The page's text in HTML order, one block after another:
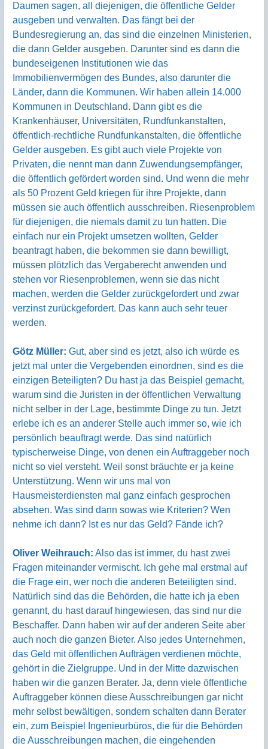
Daumen sagen, all diejenigen, die öffentliche Gelder
ausgeben und verwalten. Das fängt bei der
Bundesregierung an, das sind die einzelnen Ministerien,
die dann Gelder ausgeben. Darunter sind es dann die
bundeseigenen Institutionen wie das
Immobilienvermögen des Bundes, also darunter die
Länder, dann die Kommunen. Wir haben allein 14.000
Kommunen in Deutschland. Dann gibt es die
Krankenhäuser, Universitäten, Rundfunkanstalten,
öffentlich-rechtliche Rundfunkanstalten, die öffentliche
Gelder ausgeben. Es gibt auch viele Projekte von
Privaten, die nennt man dann Zuwendungsempfänger,
die öffentlich gefördert worden sind. Und wenn die mehr
als 50 Prozent Geld kriegen für ihre Projekte, dann
müssen sie auch öffentlich ausschreiben. Riesenproblem
für diejenigen, die niemals damit zu tun hatten. Die
einfach nur ein Projekt umsetzen wollten, Gelder
beantragt haben, die bekommen sie dann bewilligt,
müssen plötzlich das Vergaberecht anwenden und
stehen vor Riesenproblemen, wenn sie das nicht
machen, werden die Gelder zurückgefordert und zwar
verzinst zurückgefordert. Das kann auch sehr teuer
werden.
Götz Müller: Gut, aber sind es jetzt, also ich würde es
jetzt mal unter die Vergebenden einordnen, sind es die
einzigen Beteiligten? Du hast ja das Beispiel gemacht,
warum sind die Juristen in der öffentlichen Verwaltung
nicht selber in der Lage, bestimmte Dinge zu tun. Jetzt
erlebe ich es an anderer Stelle auch immer so, wie ich
persönlich beauftragt werde. Das sind natürlich
typischerweise Dinge, von denen ein Auftraggeber noch
nicht so viel versteht. Weil sonst bräuchte er ja keine
Unterstützung. Wenn wir uns mal von
Hausmeisterdiensten mal ganz einfach gesprochen
absehen. Was sind dann sowas wie Kriterien? Wen
nehme ich dann? Ist es nur das Geld? Fände ich?
Oliver Weihrauch: Also das ist immer, du hast zwei
Fragen miteinander vermischt. Ich gehe mal erstmal auf
die Frage ein, wer noch die anderen Beteiligten sind.
Natürlich sind das die Behörden, die hatte ich ja eben
genannt, du hast darauf hingewiesen, das sind nur die
Beschaffer. Dann haben wir auf der anderen Seite aber
auch noch die ganzen Bieter. Also jedes Unternehmen,
das Geld mit öffentlichen Aufträgen verdienen möchte,
gehört in die Zielgruppe. Und in der Mitte dazwischen
haben wir die ganzen Berater. Ja, denn viele öffentliche
Auftraggeber können diese Ausschreibungen gar nicht
mehr selbst bewältigen, sondern schalten dann Berater
ein, zum Beispiel Ingenieurbüros, die für die Behörden
die Ausschreibungen machen, die eingehenden